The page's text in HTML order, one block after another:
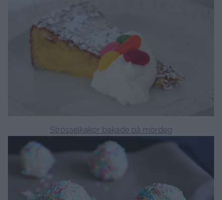
Strösselkakor bakade på mördeg